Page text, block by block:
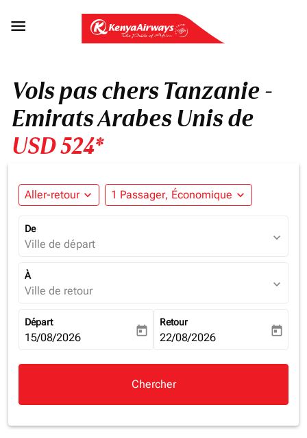

Vols pas chers Tanzanie -
Emirats Arabes Unis de
USD 524*
Aller-retour expand_more 1 Passager, Économique expand_more
De
Ville de départ expand_more
À
Ville de retour expand_more
Départ
fc-booking-departure-date-aria-label
15/08/2026 today
Retour
fc-booking-return-date-aria-
22/08/2026 today
Chercher